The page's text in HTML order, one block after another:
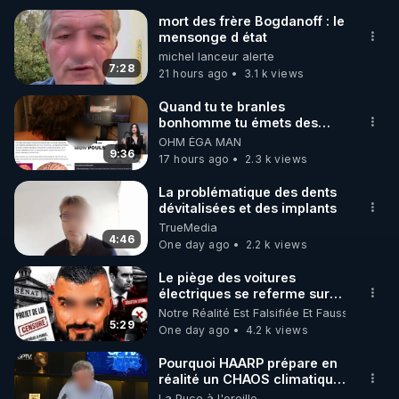
🌱 INSTAGRAM
https://www.instagram.com/rdlr_thierrycasasnovas/
http://rgnr.li/instagram
🌱 LA NEWSLETTER
Pour ne pas rater l’actualité RGNR (stages,
http://rgnr.li/news
🌱 VIDÉOS NON CENSURÉES SUR ODYSEE
Toutes les vidéos Youtube sont aussi sur la
http://rgnr.li/odysee
🌱 LES STAGES EN PRÉSENTIEL
7:28
mort des frère Bogdanoff : le
mensonge d état
michel lanceur alerte
21 hours ago
3.1 k views
9:36
Quand tu te branles
bonhomme tu émets des
ondes ils ont juste omis de
t'expliquer
OHM ÉGA MAN
17 hours ago
2.3 k views
4:46
La problématique des dents
dévitalisées et des implants
TrueMedia
One day ago
2.2 k views
5:29
Le piège des voitures
électriques se referme sur
les usagers !
Notre Réalité Est Falsifiée Et Fausse
One day ago
4.2 k views
Pourquoi HAARP prépare en
réalité un CHAOS climatique,
on répond